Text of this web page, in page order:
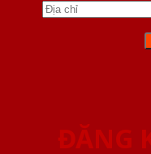
ĐĂNG